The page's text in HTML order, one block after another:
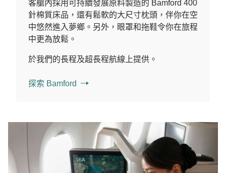
客艙內採用可持續發展原料製造的 Bamford 400
針棉質床品，還有鬆軟的大尺寸枕頭，伴你在空
中悠然進入夢鄉。另外，眼罩和拖鞋令你在旅程
中更為放鬆。
於我們的長程及超長程航線上提供。
探索 Bamford